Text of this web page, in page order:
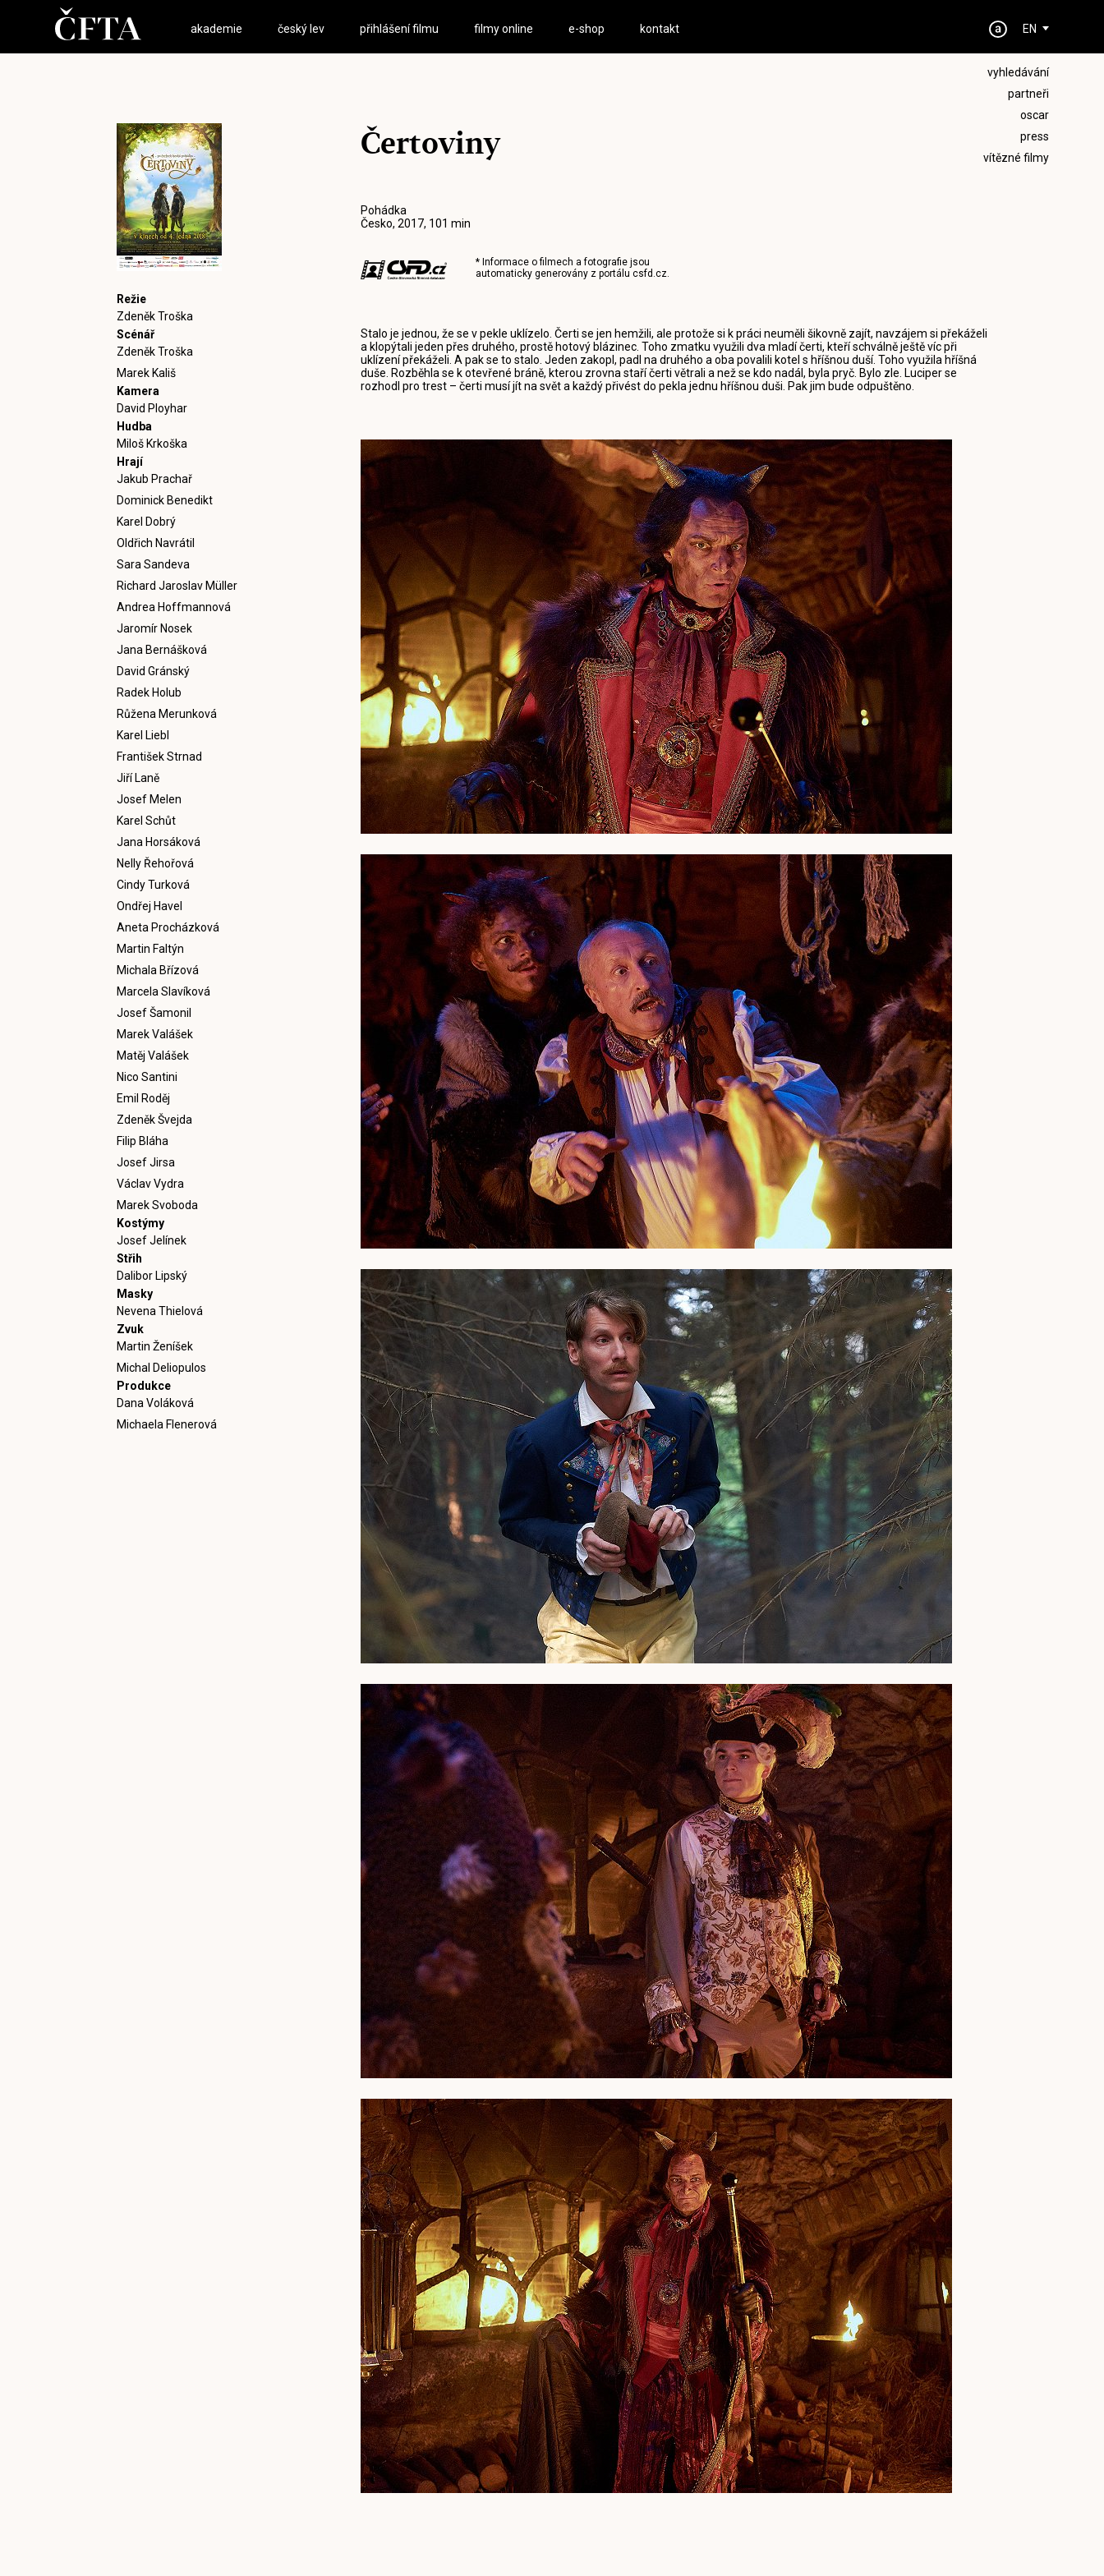
akademie český lev přihlášení filmu filmy online e-shop kontakt EN
vyhledávání
partneři
oscar
press
vítězné filmy
Režie
Zdeněk Troška
Scénář
Zdeněk Troška
Marek Kališ
Kamera
David Ployhar
Hudba
Miloš Krkoška
Hrají
Jakub Prachař
Dominick Benedikt
Karel Dobrý
Oldřich Navrátil
Sara Sandeva
Richard Jaroslav Müller
Andrea Hoffmannová
Jaromír Nosek
Jana Bernášková
David Gránský
Radek Holub
Růžena Merunková
Karel Liebl
František Strnad
Jiří Laně
Josef Melen
Karel Schůt
Jana Horsáková
Nelly Řehořová
Cindy Turková
Ondřej Havel
Aneta Procházková
Martin Faltýn
Michala Břízová
Marcela Slavíková
Josef Šamonil
Marek Valášek
Matěj Valášek
Nico Santini
Emil Roděj
Zdeněk Švejda
Filip Bláha
Josef Jirsa
Václav Vydra
Marek Svoboda
Kostýmy
Josef Jelínek
Střih
Dalibor Lipský
Masky
Nevena Thielová
Zvuk
Martin Ženíšek
Michal Deliopulos
Produkce
Dana Voláková
Michaela Flenerová
Čertoviny
Pohádka
Česko, 2017, 101 min
* Informace o filmech a fotografie jsou
automaticky generovány z portálu csfd.cz.
Stalo je jednou, že se v pekle uklízelo. Čerti se jen hemžili, ale protože si k práci neuměli šikovně zajít, navzájem si překáželi
a klopýtali jeden přes druhého, prostě hotový blázinec. Toho zmatku využili dva mladí čerti, kteří schválně ještě víc při
uklízení překáželi. A pak se to stalo. Jeden zakopl, padl na druhého a oba povalili kotel s hříšnou duší. Toho využila hříšná
duše. Rozběhla se k otevřené bráně, kterou zrovna staří čerti větrali a než se kdo nadál, byla pryč. Bylo zle. Luciper se
rozhodl pro trest – čerti musí jít na svět a každý přivést do pekla jednu hříšnou duši. Pak jim bude odpuštěno.